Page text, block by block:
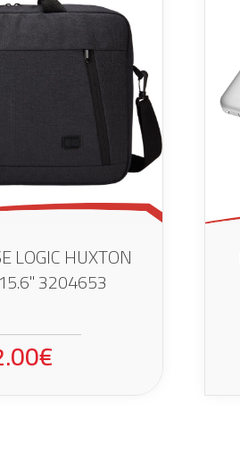
LOGIC HUXTON
3204653